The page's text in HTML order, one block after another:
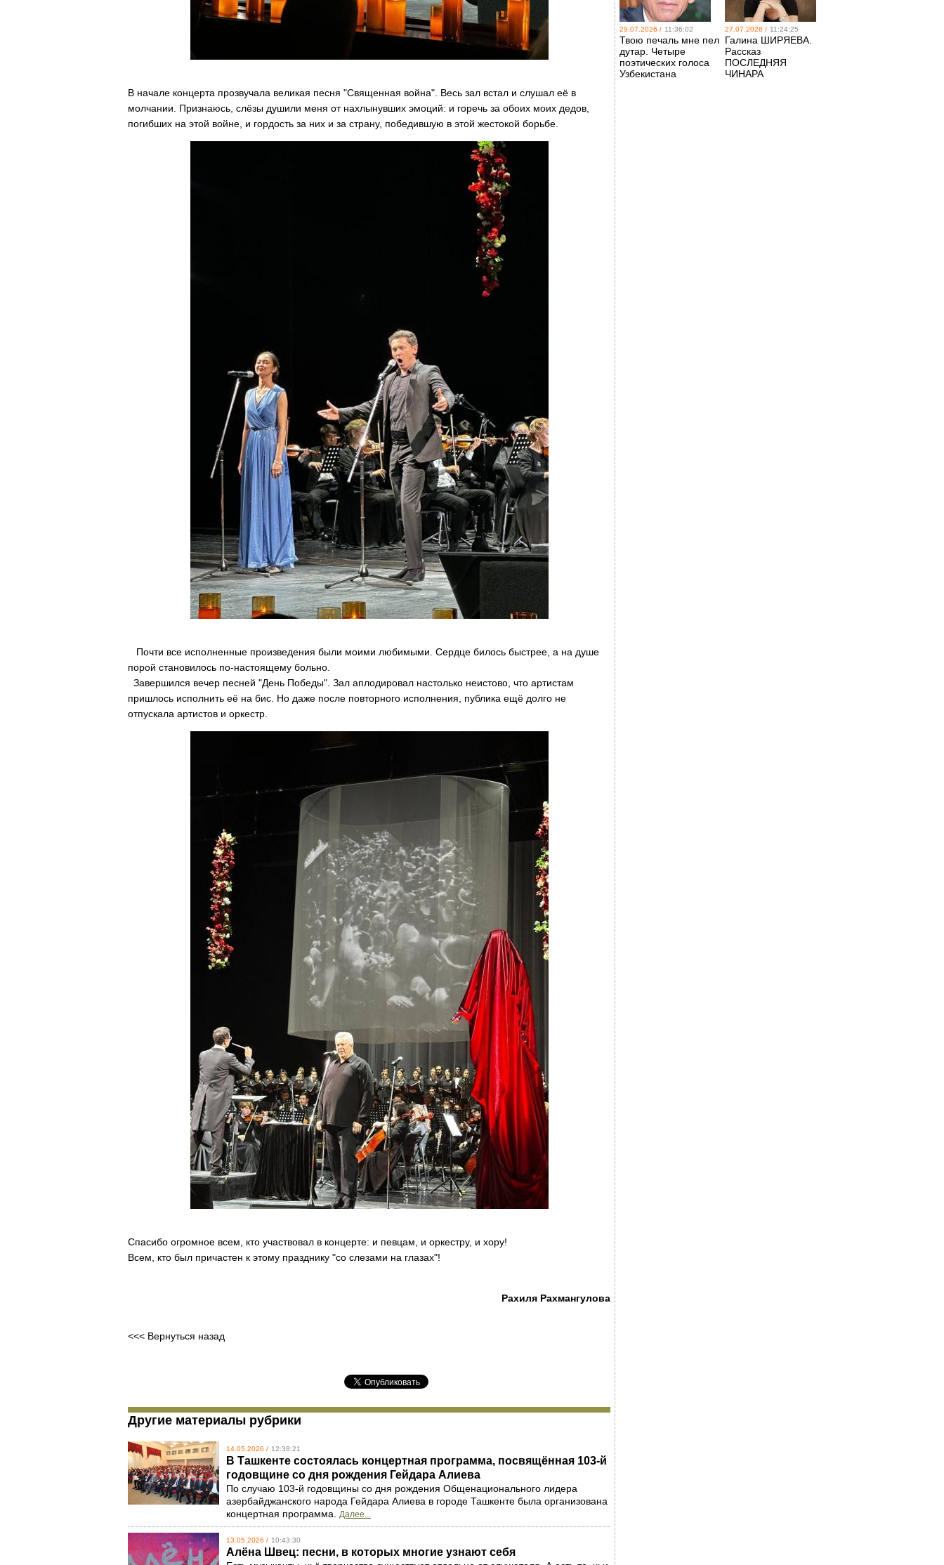
В начале концерта прозвучала великая песня "Священная война". Весь зал встал и слушал её в
молчании. Признаюсь, слёзы душили меня от нахлынувших эмоций: и горечь за обоих моих дедов,
погибших на этой войне, и гордость за них и за страну, победившую в этой жестокой борьбе.
Почти все исполненные произведения были моими любимыми. Сердце билось быстрее, а на душе
порой становилось по-настоящему больно.
Завершился вечер песней "День Победы". Зал аплодировал настолько неистово, что артистам
пришлось исполнить её на бис. Но даже после повторного исполнения, публика ещё долго не
отпускала артистов и оркестр.
Спасибо огромное всем, кто участвовал в концерте: и певцам, и оркестру, и хору!
Всем, кто был причастен к этому празднику "со слезами на глазах"!
Рахиля Рахмангулова
<<< Вернуться назад
Другие материалы рубрики
14.05.2026 / 12:38:21
В Ташкенте состоялась концертная программа, посвящённая 103-й
годовщине со дня рождения Гейдара Алиева
По случаю 103-й годовщины со дня рождения Общенационального лидера
азербайджанского народа Гейдара Алиева в городе Ташкенте была организована
концертная программа. Далее...
13.05.2026 / 10:43:30
Алёна Швец: песни, в которых многие узнают себя
29.07.2026 / 11:36:02
Твою печаль мне пел
дутар. Четыре
поэтических голоса
Узбекистана
27.07.2026 / 11:24:25
Галина ШИРЯЕВА.
Рассказ
ПОСЛЕДНЯЯ
ЧИНАРА